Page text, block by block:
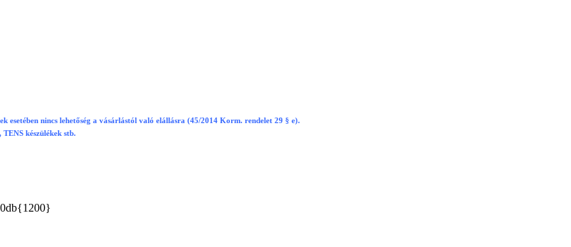
nincs lehetőség a vásárlástól való elállásra (45/2014 Korm. rendelet 29 § e).
készülékek stb.